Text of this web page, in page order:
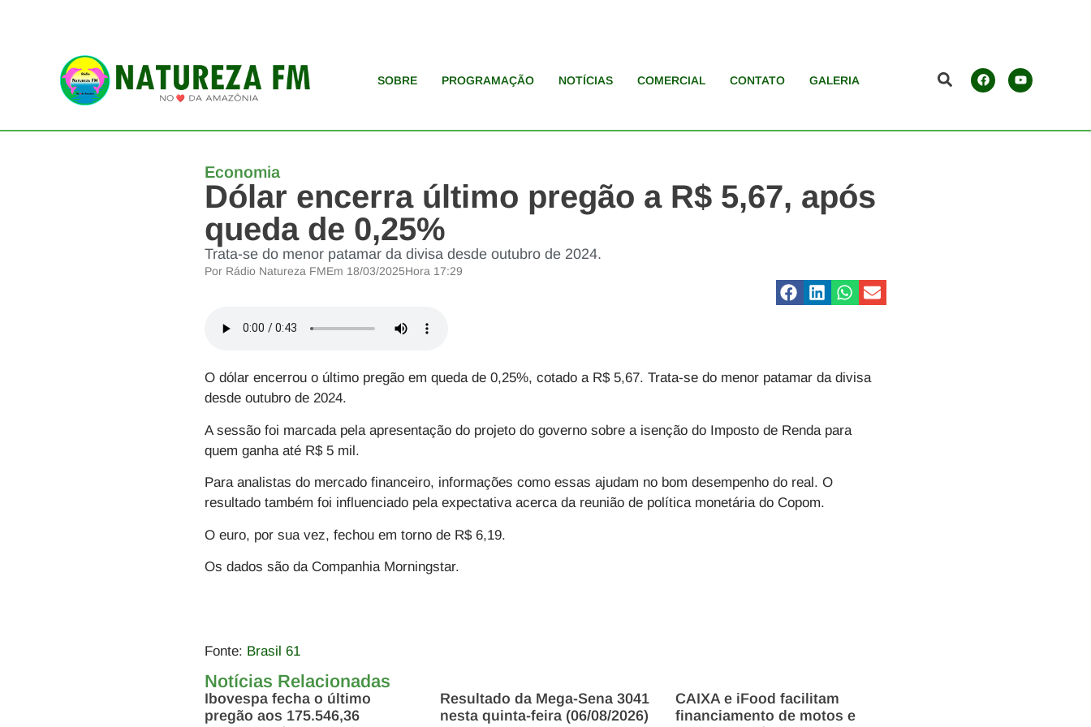
SOBRE PROGRAMAÇÃO NOTÍCIAS COMERCIAL CONTATO GALERIA
Economia
Dólar encerra último pregão a R$ 5,67, após
queda de 0,25%
Trata-se do menor patamar da divisa desde outubro de 2024.
Por Rádio Natureza FMEm 18/03/2025Hora 17:29
O dólar encerrou o último pregão em queda de 0,25%, cotado a R$ 5,67. Trata-se do menor patamar da divisa
desde outubro de 2024.
A sessão foi marcada pela apresentação do projeto do governo sobre a isenção do Imposto de Renda para
quem ganha até R$ 5 mil.
Para analistas do mercado financeiro, informações como essas ajudam no bom desempenho do real. O
resultado também foi influenciado pela expectativa acerca da reunião de política monetária do Copom.
O euro, por sua vez, fechou em torno de R$ 6,19.
Os dados são da Companhia Morningstar.
Fonte: Brasil 61
Notícias Relacionadas
Ibovespa fecha o último
pregão aos 175.546,36
Resultado da Mega-Sena 3041
nesta quinta-feira (06/08/2026)
CAIXA e iFood facilitam
financiamento de motos e